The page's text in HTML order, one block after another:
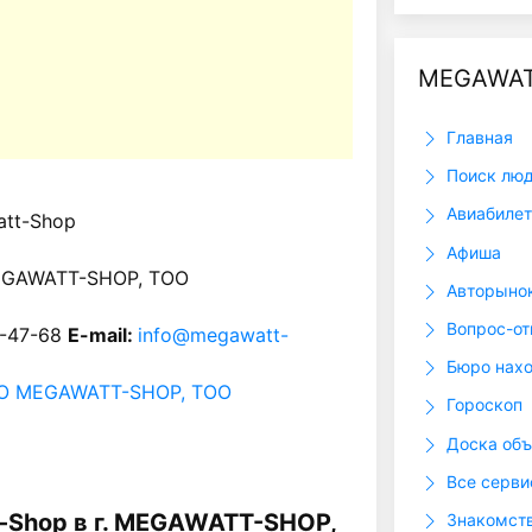
Shop
SHOP, ТОО
47-68 E-mail: info@megawatt-
MEGAWATT-SHOP, ТОО
в г. MEGAWATT-SHOP,
Главная
Поиск
Афиша
Вопрос-
Бюро
Гороскоп
Доска
Все